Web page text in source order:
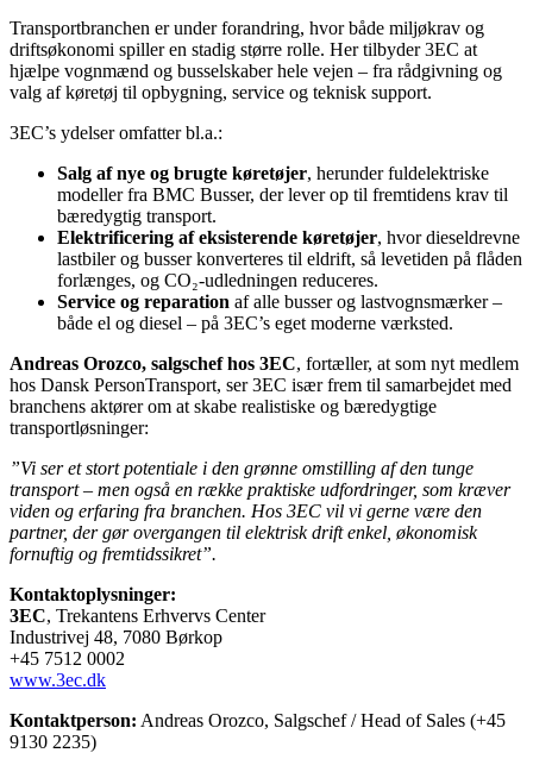
Transportbranchen er under forandring, hvor både miljøkrav og
driftsøkonomi spiller en stadig større rolle. Her tilbyder 3EC at
hjælpe vognmænd og busselskaber hele vejen – fra rådgivning og
valg af køretøj til opbygning, service og teknisk support.
3EC’s ydelser omfatter bl.a.:
Salg af nye og brugte køretøjer, herunder fuldelektriske
modeller fra BMC Busser, der lever op til fremtidens krav til
bæredygtig transport.
Elektrificering af eksisterende køretøjer, hvor dieseldrevne
lastbiler og busser konverteres til eldrift, så levetiden på flåden
forlænges, og CO₂-udledningen reduceres.
Service og reparation af alle busser og lastvognsmærker –
både el og diesel – på 3EC’s eget moderne værksted.
Andreas Orozco, salgschef hos 3EC, fortæller, at som nyt medlem
hos Dansk PersonTransport, ser 3EC især frem til samarbejdet med
branchens aktører om at skabe realistiske og bæredygtige
transportløsninger:
”Vi ser et stort potentiale i den grønne omstilling af den tunge
transport – men også en række praktiske udfordringer, som kræver
viden og erfaring fra branchen. Hos 3EC vil vi gerne være den
partner, der gør overgangen til elektrisk drift enkel, økonomisk
fornuftig og fremtidssikret”.
Kontaktoplysninger:
3EC, Trekantens Erhvervs Center
Industrivej 48, 7080 Børkop
+45 7512 0002
www.3ec.dk
Kontaktperson: Andreas Orozco, Salgschef / Head of Sales (+45
9130 2235)